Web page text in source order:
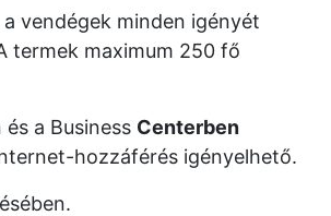
a vendégek minden igényét
termek maximum 250 fő
a Business Centerben
hozzáférés igényelhető.